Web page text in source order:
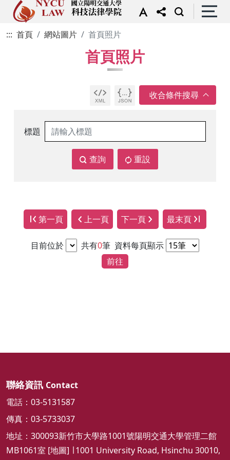
::: 首頁 網站圖片 首頁照片
首頁照片
標題
查詢 重設
第一頁 上一頁 下一頁 最末頁
目前位於 共有0筆 資料每頁顯示
前往
聯絡資訊 Contact
電話：03-5131587
傳真：03-5733037
地址：300093新竹市大學路1001號陽明交通大學管理二館
MB1061室 [地圖] ∣ 1001 University Road, Hsinchu 30010,